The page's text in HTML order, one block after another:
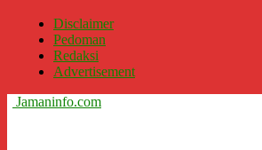
Disclaimer
Pedoman
Redaksi
Advertisement
Jamaninfo.com